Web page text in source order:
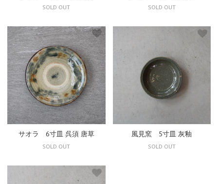
SOLD OUT SOLD OUT
サオラ 6寸皿 呉須 唐草
SOLD OUT
風見窯 5寸皿 灰釉
SOLD OUT